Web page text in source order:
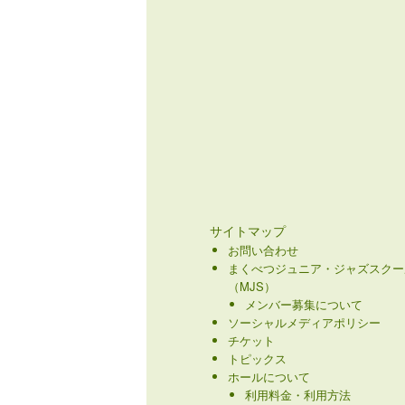
サイトマップ
お問い合わせ
まくべつジュニア・ジャズスク
（MJS）
メンバー募集について
ソーシャルメディアポリシー
チケット
トピックス
ホールについて
利用料金・利用方法